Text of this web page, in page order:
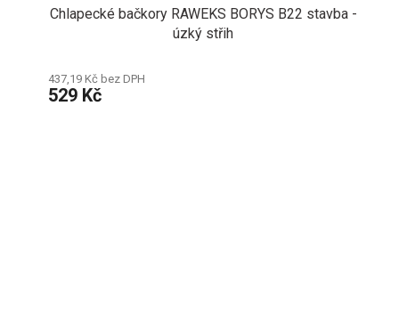
Chlapecké bačkory RAWEKS BORYS B22 stavba -
úzký střih
437,19 Kč bez DPH
529 Kč